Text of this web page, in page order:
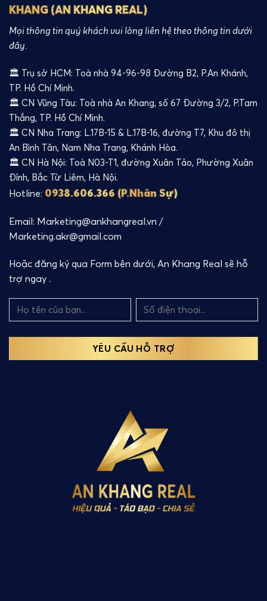
KHANG (AN KHANG REAL)
Mọi thông tin quý khách vui lòng liên hệ theo thông tin dưới
đây.
🏛️ Trụ sở HCM: Toà nhà 94-96-98 Đường B2, P.An Khánh,
TP. Hồ Chí Minh.
🏛️ CN Vũng Tàu: Toà nhà An Khang, số 67 Đường 3/2, P.Tam
Thắng, TP. Hồ Chí Minh.
🏛️ CN Nha Trang: L.17B-15 & L.17B-16, đường T7, Khu đô thị
An Bình Tân, Nam Nha Trang, Khánh Hòa.
🏛️ CN Hà Nội: Toà N03-T1, đường Xuân Tảo, Phường Xuân
Đỉnh, Bắc Từ Liêm, Hà Nội.
Hotline: 0938.606.366 (P.Nhân Sự)
Email: Marketing@ankhangreal.vn /
Marketing.akr@gmail.com
Hoặc đăng ký qua Form bên dưới, An Khang Real sẽ hỗ
trợ ngay .